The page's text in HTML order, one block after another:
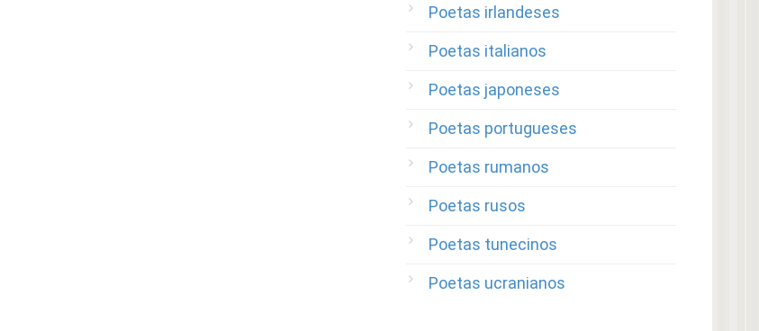
Poetas irlandeses
Poetas italianos
Poetas japoneses
Poetas portugueses
Poetas rumanos
Poetas rusos
Poetas tunecinos
Poetas ucranianos